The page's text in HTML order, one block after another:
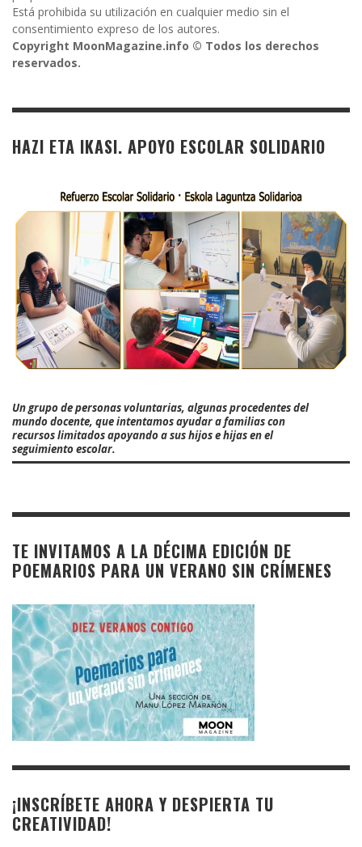
Está prohibida su utilización en cualquier medio sin el
consentimiento expreso de los autores.
Copyright MoonMagazine.info © Todos los derechos
reservados.
HAZI ETA IKASI. APOYO ESCOLAR SOLIDARIO
Un grupo de personas voluntarias, algunas procedentes del
mundo docente, que intentamos ayudar a familias con
recursos limitados apoyando a sus hijos e hijas en el
seguimiento escolar.
TE INVITAMOS A LA DÉCIMA EDICIÓN DE
POEMARIOS PARA UN VERANO SIN CRÍMENES
¡INSCRÍBETE AHORA Y DESPIERTA TU
CREATIVIDAD!